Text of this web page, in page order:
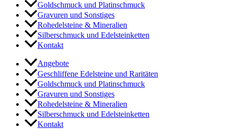
Goldschmuck und Platinschmuck
Gravuren und Sonstiges
Rohedelsteine & Mineralien
Silberschmuck und Edelsteinketten
Kontakt
Angebote
Geschliffene Edelsteine und Raritäten
Goldschmuck und Platinschmuck
Gravuren und Sonstiges
Rohedelsteine & Mineralien
Silberschmuck und Edelsteinketten
Kontakt